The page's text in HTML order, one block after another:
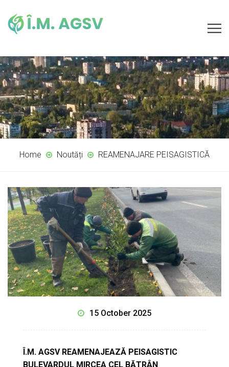
Home Noutăți REAMENAJARE PEISAGISTICĂ
15 October 2025
Î.M. AGSV REAMENAJEAZĂ PEISAGISTIC
BULEVARDUL MIRCEA CEL BĂTRÂN